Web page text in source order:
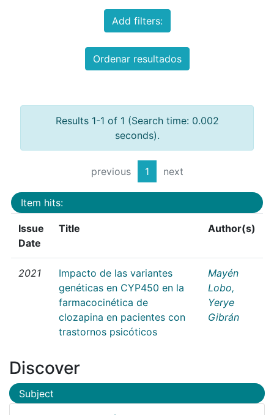
Add filters:
Ordenar resultados
Results 1-1 of 1 (Search time: 0.002
seconds).
previous 1 next
Item hits:
Issue
Date
Title Author(s)
2021
Impacto de las variantes
genéticas en CYP450 en la
farmacocinética de
clozapina en pacientes con
trastornos psicóticos
Mayén
Lobo,
Yerye
Gibrán
Discover
Subject